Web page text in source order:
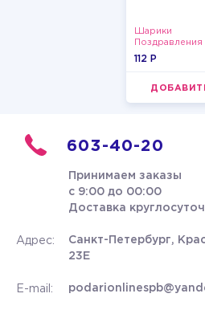
Шарики
Поздравления
112 P
603-40-20
Принимаем заказы
с 9:00 до 00:00
Доставка
Адрес:
Санкт-Петербург,
23Е
E-mail: